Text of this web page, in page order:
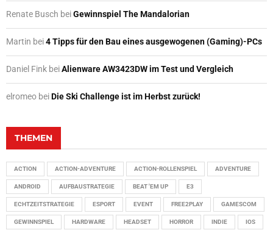
Renate Busch beiGewinnspiel The Mandalorian
Martin bei4 Tipps für den Bau eines ausgewogenen (Gaming)-PCs
Daniel Fink beiAlienware AW3423DW im Test und Vergleich
elromeo beiDie Ski Challenge ist im Herbst zurück!
THEMEN
ACTION ACTION-ADVENTURE ACTION-ROLLENSPIEL ADVENTURE
ANDROID AUFBAUSTRATEGIE BEAT 'EM UP E3
ECHTZEITSTRATEGIE ESPORT EVENT FREE2PLAY GAMESCOM
GEWINNSPIEL HARDWARE HEADSET HORROR INDIE IOS